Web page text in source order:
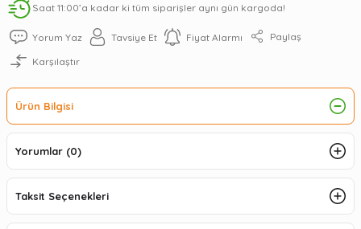
Saat 11:00’a kadar ki tüm siparişler aynı gün kargoda!
Yorum Yaz Tavsiye Et Fiyat Alarmı Paylaş
Karşılaştır
Ürün Bilgisi
Yorumlar (0)
Taksit Seçenekleri